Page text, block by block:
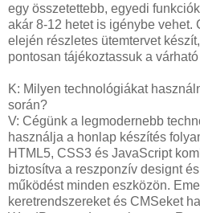
egy összetettebb, egyedi
akár 8-12 hetet is igénybe vehet.
elején részletes ütemtervet
pontosan tájékoztassuk a
K: Milyen technológiákat
során?
V: Cégünk a legmodernebb
használja a honlap készítés
HTML5, CSS3 és JavaScript
biztosítva a reszponzív designt
működést minden eszközön.
keretrendszereket és CMSeket